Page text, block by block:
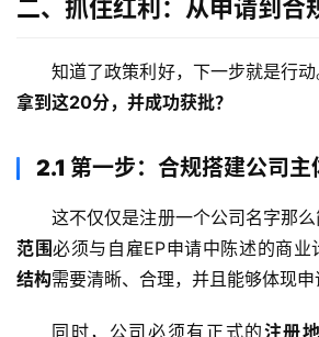
二、抓住红利：从申请到合
知道了政策利好，下一步就是行
拿到这20分，并成功获批？
2.1 第一步：合规搭建公司主
这不仅仅是注册一个公司名字那
范围必须与自雇EP申请中陈述的商业
结构需要清晰、合理，并且能够体现申
同时，公司必须有正式的注册